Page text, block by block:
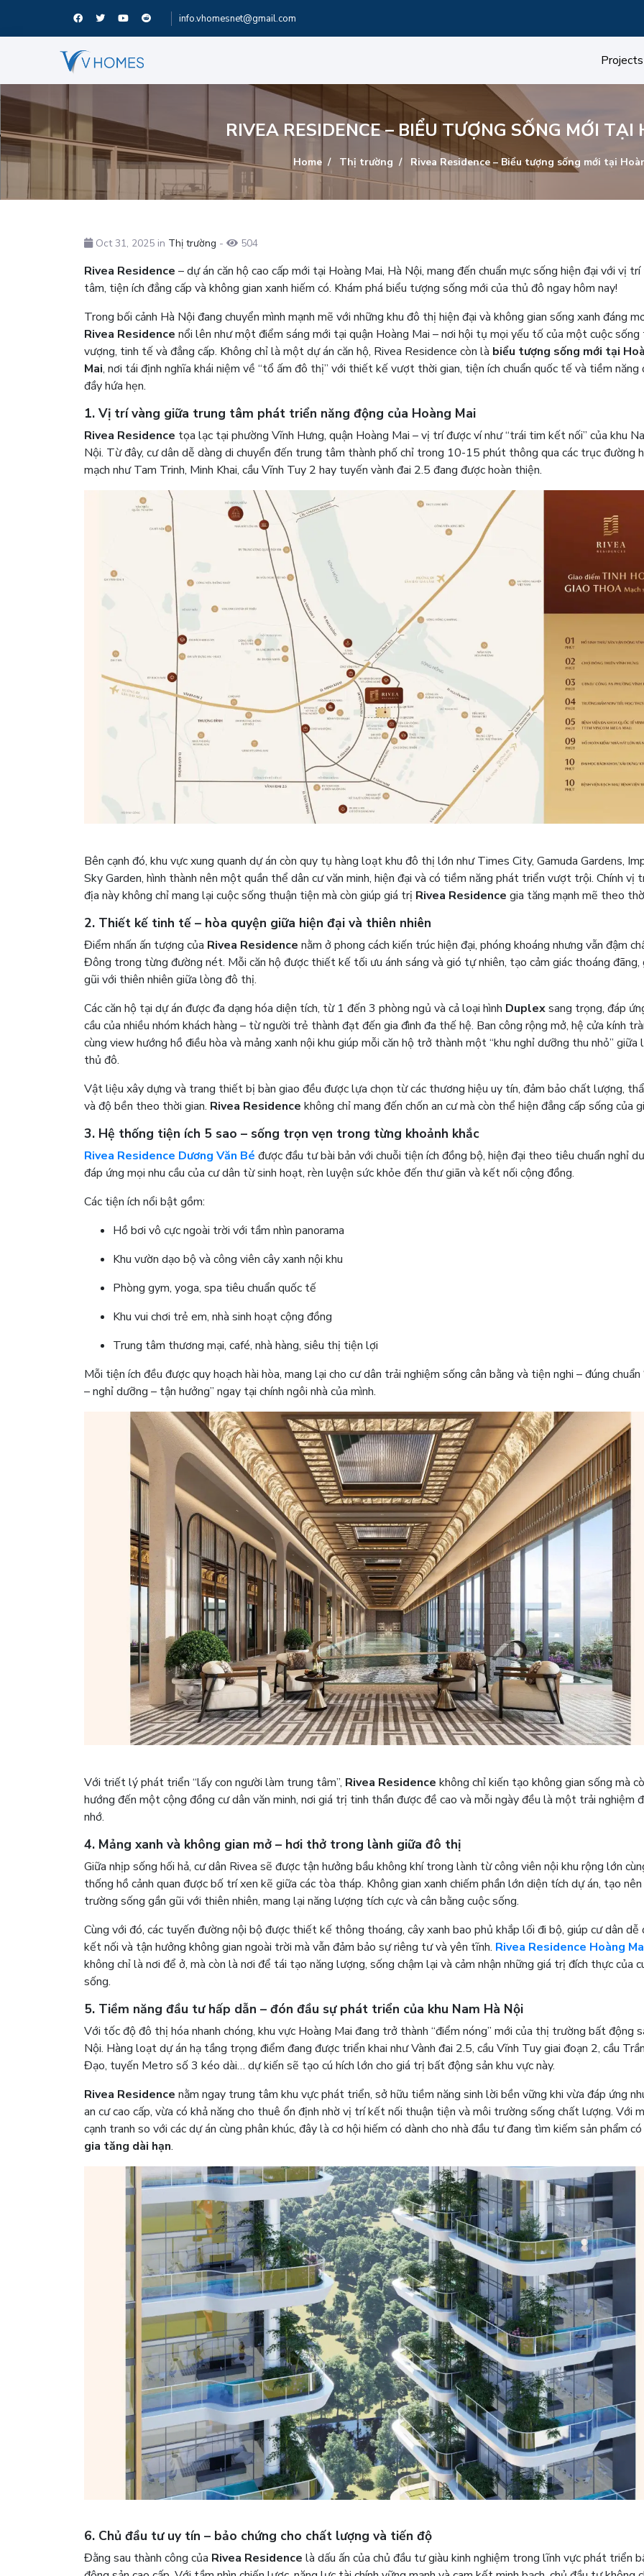
info.vhomesnet@gmail.com
Projects
RIVEA RESIDENCE – BIỂU TƯỢNG SỐNG MỚI TẠI
Home Thị trường Rivea Residence – Biểu tượng sống mới tại
Oct 31, 2025 in Thị trường - 504
Rivea Residence – dự án căn hộ cao cấp mới tại Hoàng Mai, Hà Nội, mang đến chuẩn mực sống hiện đại với vị
tâm, tiện ích đẳng cấp và không gian xanh hiếm có. Khám phá biểu tượng sống mới của thủ đô ngay hôm nay!
Trong bối cảnh Hà Nội đang chuyển mình mạnh mẽ với những khu đô thị hiện đại và không gian sống xanh đáng
Rivea Residence nổi lên như một điểm sáng mới tại quận Hoàng Mai – nơi hội tụ mọi yếu tố của một cuộc sống
vượng, tinh tế và đẳng cấp. Không chỉ là một dự án căn hộ, Rivea Residence còn là biểu tượng sống mới tại
Mai, nơi tái định nghĩa khái niệm về “tổ ấm đô thị” với thiết kế vượt thời gian, tiện ích chuẩn quốc tế và tiềm năng
đầy hứa hẹn.
1. Vị trí vàng giữa trung tâm phát triển năng động của Hoàng Mai
Rivea Residence tọa lạc tại phường Vĩnh Hưng, quận Hoàng Mai – vị trí được ví như “trái tim kết nối” của khu
Nội. Từ đây, cư dân dễ dàng di chuyển đến trung tâm thành phố chỉ trong 10-15 phút thông qua các trục đường
mạch như Tam Trinh, Minh Khai, cầu Vĩnh Tuy 2 hay tuyến vành đai 2.5 đang được hoàn thiện.
Bên cạnh đó, khu vực xung quanh dự án còn quy tụ hàng loạt khu đô thị lớn như Times City, Gamuda Gardens,
Sky Garden, hình thành nên một quần thể dân cư văn minh, hiện đại và có tiềm năng phát triển vượt trội. Chính vị
địa này không chỉ mang lại cuộc sống thuận tiện mà còn giúp giá trị Rivea Residence gia tăng mạnh mẽ theo
2. Thiết kế tinh tế – hòa quyện giữa hiện đại và thiên nhiên
Điểm nhấn ấn tượng của Rivea Residence nằm ở phong cách kiến trúc hiện đại, phóng khoáng nhưng vẫn đậm
Đông trong từng đường nét. Mỗi căn hộ được thiết kế tối ưu ánh sáng và gió tự nhiên, tạo cảm giác thoáng đãng,
gũi với thiên nhiên giữa lòng đô thị.
Các căn hộ tại dự án được đa dạng hóa diện tích, từ 1 đến 3 phòng ngủ và cả loại hình Duplexsang trọng, đáp
cầu của nhiều nhóm khách hàng – từ người trẻ thành đạt đến gia đình đa thế hệ. Ban công rộng mở, hệ cửa kính
cùng view hướng hồ điều hòa và mảng xanh nội khu giúp mỗi căn hộ trở thành một “khu nghỉ dưỡng thu nhỏ” giữa
thủ đô.
Vật liệu xây dựng và trang thiết bị bàn giao đều được lựa chọn từ các thương hiệu uy tín, đảm bảo chất lượng,
và độ bền theo thời gian. Rivea Residence không chỉ mang đến chốn an cư mà còn thể hiện đẳng cấp sống của
3. Hệ thống tiện ích 5 sao – sống trọn vẹn trong từng khoảnh khắc
Rivea Residence Dương Văn Bé được đầu tư bài bản với chuỗi tiện ích đồng bộ, hiện đại theo tiêu chuẩn nghỉ
đáp ứng mọi nhu cầu của cư dân từ sinh hoạt, rèn luyện sức khỏe đến thư giãn và kết nối cộng đồng.
Các tiện ích nổi bật gồm:
Hồ bơi vô cực ngoài trời với tầm nhìn panorama
Khu vườn dạo bộ và công viên cây xanh nội khu
Phòng gym, yoga, spa tiêu chuẩn quốc tế
Khu vui chơi trẻ em, nhà sinh hoạt cộng đồng
Trung tâm thương mại, café, nhà hàng, siêu thị tiện lợi
Mỗi tiện ích đều được quy hoạch hài hòa, mang lại cho cư dân trải nghiệm sống cân bằng và tiện nghi – đúng chuẩn
– nghỉ dưỡng – tận hưởng” ngay tại chính ngôi nhà của mình.
Với triết lý phát triển “lấy con người làm trung tâm”, Rivea Residence không chỉ kiến tạo không gian sống mà
hướng đến một cộng đồng cư dân văn minh, nơi giá trị tinh thần được đề cao và mỗi ngày đều là một trải nghiệm
nhớ.
4. Mảng xanh và không gian mở – hơi thở trong lành giữa đô thị
Giữa nhịp sống hối hả, cư dân Rivea sẽ được tận hưởng bầu không khí trong lành từ công viên nội khu rộng lớn
thống hồ cảnh quan được bố trí xen kẽ giữa các tòa tháp. Không gian xanh chiếm phần lớn diện tích dự án, tạo
trường sống gần gũi với thiên nhiên, mang lại năng lượng tích cực và cân bằng cuộc sống.
Cùng với đó, các tuyến đường nội bộ được thiết kế thông thoáng, cây xanh bao phủ khắp lối đi bộ, giúp cư dân dễ
kết nối và tận hưởng không gian ngoài trời mà vẫn đảm bảo sự riêng tư và yên tĩnh. Rivea Residence Hoàng
không chỉ là nơi để ở, mà còn là nơi để tái tạo năng lượng, sống chậm lại và cảm nhận những giá trị đích thực của
sống.
5. Tiềm năng đầu tư hấp dẫn – đón đầu sự phát triển của khu Nam Hà Nội
Với tốc độ đô thị hóa nhanh chóng, khu vực Hoàng Mai đang trở thành “điểm nóng” mới của thị trường bất động
Nội. Hàng loạt dự án hạ tầng trọng điểm đang được triển khai như Vành đai 2.5, cầu Vĩnh Tuy giai đoạn 2, cầu
Đạo, tuyến Metro số 3 kéo dài… dự kiến sẽ tạo cú hích lớn cho giá trị bất động sản khu vực này.
Rivea Residence nằm ngay trung tâm khu vực phát triển, sở hữu tiềm năng sinh lời bền vững khi vừa đáp ứng
an cư cao cấp, vừa có khả năng cho thuê ổn định nhờ vị trí kết nối thuận tiện và môi trường sống chất lượng. Với
cạnh tranh so với các dự án cùng phân khúc, đây là cơ hội hiếm có dành cho nhà đầu tư đang tìm kiếm sản phẩm có
gia tăng dài hạn.
6. Chủ đầu tư uy tín – bảo chứng cho chất lượng và tiến độ
Đằng sau thành công của Rivea Residence là dấu ấn của chủ đầu tư giàu kinh nghiệm trong lĩnh vực phát triển